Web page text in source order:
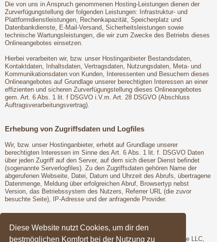
Diese Website nutzt Cookies, um dir den
bestmöglichen Komfort bei der Nutzung zu
Die von uns in Anspruch genommenen Hosting-Leistungen dienen der
Zurverfügungstellung der folgenden Leistungen: Infrastruktur- und
Plattformdienstleistungen, Rechenkapazität, Speicherplatz und
Datenbankdienste, E-Mail-Versand, Sicherheitsleistungen sowie
technische Wartungsleistungen, die wir zum Zwecke des Betriebs dieses
Onlineangebotes einsetzen.
Hierbei verarbeiten wir, bzw. unser Hostinganbieter Bestandsdaten,
Kontaktdaten, Inhaltsdaten, Vertragsdaten, Nutzungsdaten, Meta- und
Kommunikationsdaten von Kunden, Interessenten und Besuchern dieses
Onlineangebotes auf Grundlage unserer berechtigten Interessen an einer
effizienten und sicheren Zurverfügungstellung dieses Onlineangebotes
gem. Art. 6 Abs. 1 lit. f DSGVO i.V.m. Art. 28 DSGVO (Abschluss
Auftragsverarbeitungsvertrag).
Erhebung von Zugriffsdaten und Logfiles
Wir, bzw. unser Hostinganbieter, erhebt auf Grundlage unserer
berechtigten Interessen im Sinne des Art. 6 Abs. 1 lit. f. DSGVO Daten
über jeden Zugriff auf den Server, auf dem sich dieser Dienst befindet
(sogenannte Serverlogfiles). Zu den Zugriffsdaten gehören Name der
abgerufenen Webseite, Datei, Datum und Uhrzeit des Abrufs, übertragene
Datenmenge, Meldung über erfolgreichen Abruf, Browsertyp nebst
Version, das Betriebssystem des Nutzers, Referrer URL (die zuvor
besuchte Seite), IP-Adresse und der anfragende Provider.
Google Fonts
Wir binden die Schriftarten ("Google Fonts") des Anbieters Google LLC,